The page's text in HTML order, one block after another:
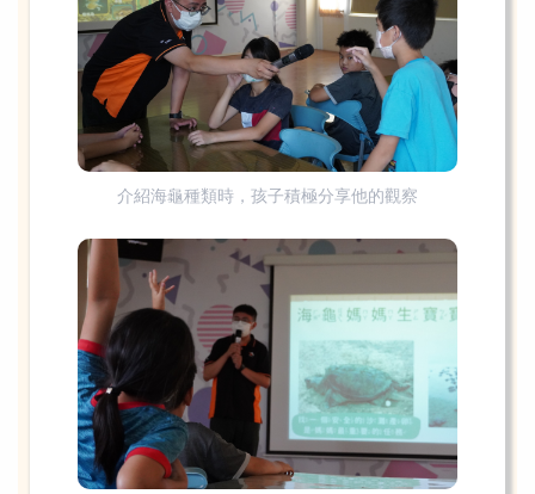
介紹海龜種類時，孩子積極分享他的觀察